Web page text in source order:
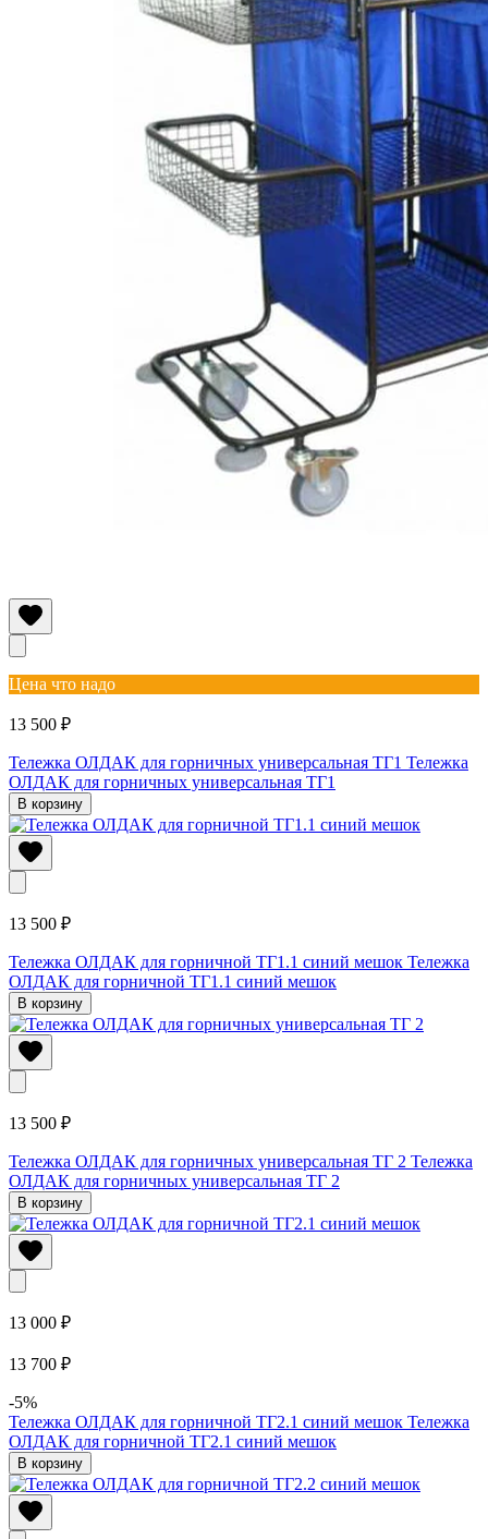
Цена что надо
13 500 ₽
Тележка ОЛДАК для горничных универсальная ТГ1 Тележка
ОЛДАК для горничных универсальная ТГ1
В корзину
13 500 ₽
Тележка ОЛДАК для горничной ТГ1.1 синий мешок Тележка
ОЛДАК для горничной ТГ1.1 синий мешок
В корзину
13 500 ₽
Тележка ОЛДАК для горничных универсальная ТГ 2 Тележка
ОЛДАК для горничных универсальная ТГ 2
В корзину
13 000 ₽
13 700 ₽
-5%
Тележка ОЛДАК для горничной ТГ2.1 синий мешок Тележка
ОЛДАК для горничной ТГ2.1 синий мешок
В корзину